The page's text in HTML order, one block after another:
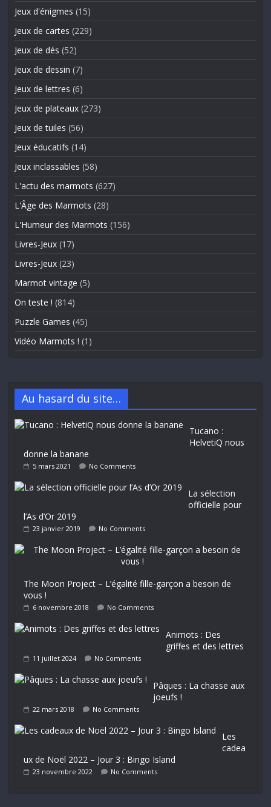
Jeux d'énigmes (15)
Jeux de cartes (229)
Jeux de dés (52)
Jeux de dessin (7)
Jeux de lettres (6)
Jeux de plateaux (273)
Jeux de tuiles (56)
Jeux éducatifs (14)
Jeux inclassables (58)
L'actu des marmots (627)
L'Âge des Marmots (28)
L'Humeur des Marmots (156)
Livres-Jeux (17)
Livres-Jeux (23)
Marmot vintage (5)
On teste ! (814)
Puzzle Games (45)
Vidéo Marmots ! (1)
Au hasard du site…
Tucano :
HelvetiQ nous
donne la banane
5 mars 2021 No Comments
La sélection
officielle pour
l’As d’Or 2019
23 janvier 2019 No Comments
The Moon Project – L’égalité fille-garçon a besoin de
vous !
6 novembre 2018 No Comments
Animots : Des
griffes et des lettres
11 juillet 2024 No Comments
Pâques : La chasse aux
joeufs !
22 mars 2018 No Comments
Les
cadea
ux de Noël 2022 – Jour 3 : Bingo Island
23 novembre 2022 No Comments